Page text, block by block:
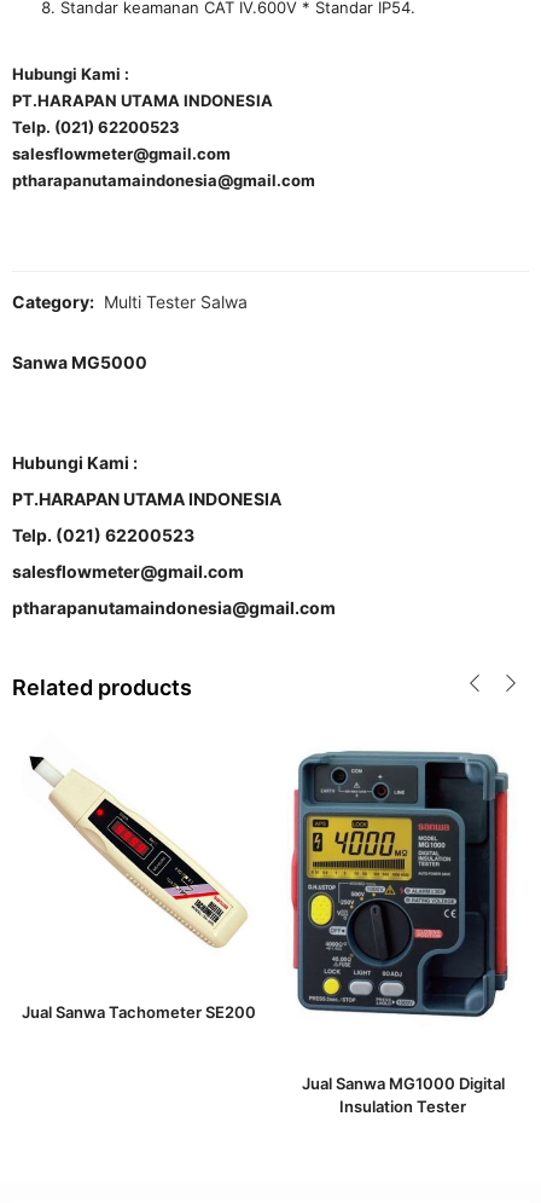
Standar keamanan CAT IV.600V * Standar IP54.
Hubungi Kami :
PT.HARAPAN UTAMA INDONESIA
Telp. (021) 62200523
salesflowmeter@gmail.com
ptharapanutamaindonesia@gmail.com
Category: Multi Tester Salwa
Sanwa MG5000
Hubungi Kami :
PT.HARAPAN UTAMA INDONESIA
Telp. (021) 62200523
salesflowmeter@gmail.com
ptharapanutamaindonesia@gmail.com
Related products
Jual Sanwa Tachometer SE200
Jual Sanwa MG1000 Digital
Insulation Tester